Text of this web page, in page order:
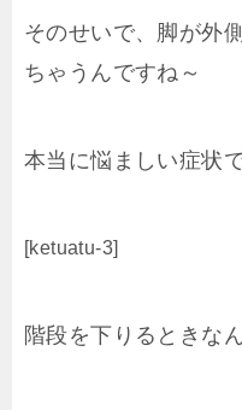
そのせいで、脚が外
ちゃうんですね～
本当に悩ましい症状
[ketuatu-3]
階段を下りるときな